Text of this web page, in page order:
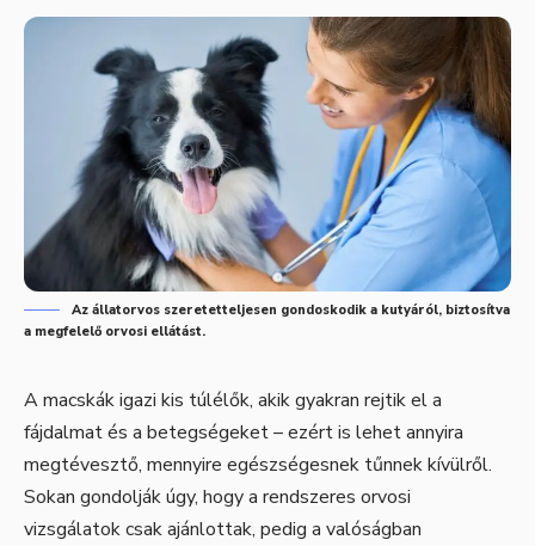
Az állatorvos szeretetteljesen gondoskodik a kutyáról, biztosítva
a megfelelő orvosi ellátást.
A macskák igazi kis túlélők, akik gyakran rejtik el a
fájdalmat és a betegségeket – ezért is lehet annyira
megtévesztő, mennyire egészségesnek tűnnek kívülről.
Sokan gondolják úgy, hogy a rendszeres orvosi
vizsgálatok csak ajánlottak, pedig a valóságban